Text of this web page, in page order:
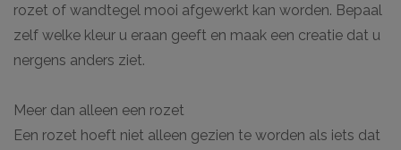
rozet of wandtegel mooi afgewerkt kan worden. Bepaal
zelf welke kleur u eraan geeft en maak een creatie dat u
nergens anders ziet.
Meer dan alleen een rozet
Een rozet hoeft niet alleen gezien te worden als iets dat